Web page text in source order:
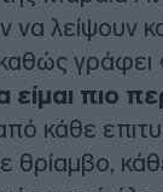
λείψουν
γράφει
πιο
κάθε
θρίαμβο,